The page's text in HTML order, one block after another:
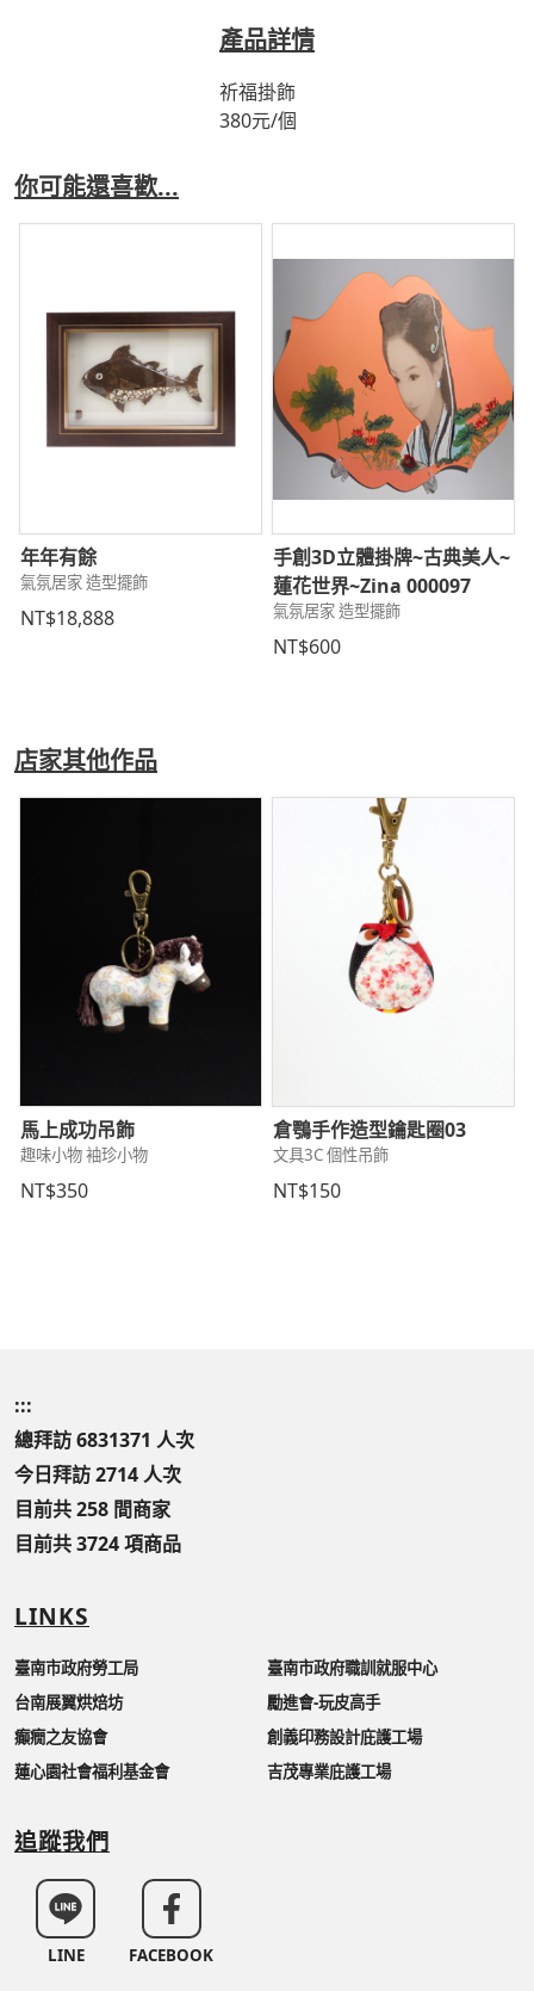
產品詳情
祈福掛飾
380元/個
你可能還喜歡...
年年有餘
氣氛居家 造型擺飾
NT$18,888
手創3D立體掛牌~古典美人~
蓮花世界~Zina 000097
氣氛居家 造型擺飾
NT$600
店家其他作品
馬上成功吊飾
趣味小物 袖珍小物
NT$350
倉鶚手作造型鑰匙圈03
文具3C 個性吊飾
NT$150
:::
總拜訪 6831371 人次
今日拜訪 2714 人次
目前共 258 間商家
目前共 3724 項商品
LINKS
臺南市政府勞工局
臺南市政府職訓就服中心
台南展翼烘焙坊
勵進會-玩皮高手
癲癇之友協會
創義印務設計庇護工場
蓮心園社會福利基金會
吉茂專業庇護工場
追蹤我們
LINE FACEBOOK